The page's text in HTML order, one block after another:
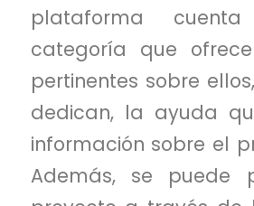
plataforma
categoría que
pertinentes sobre
dedican, la ayuda
información sobre el
Además, se puede